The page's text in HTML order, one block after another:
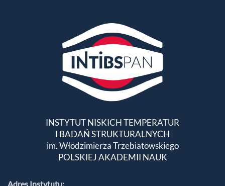
INSTYTUT NISKICH TEMPERATUR
I BADAŃ STRUKTURALNYCH
im. Włodzimierza Trzebiatowskiego
POLSKIEJ AKADEMII NAUK
Adres Instytutu: